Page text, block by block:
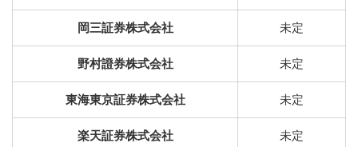
岡三証券株式会社 未定
野村證券株式会社 未定
東海東京証券株式会社 未定
楽天証券株式会社 未定